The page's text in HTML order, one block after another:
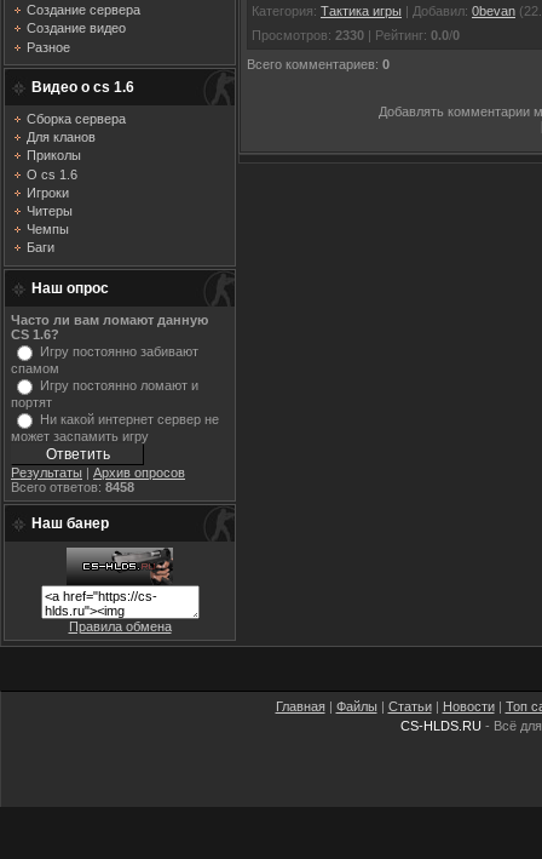
Создание сервера
Создание видео
Разное
Видео о cs 1.6
Сборка сервера
Для кланов
Приколы
О cs 1.6
Игроки
Читеры
Чемпы
Баги
Наш опрос
Часто ли вам ломают данную
CS 1.6?
Игру постоянно забивают
спамом
Игру постоянно ломают и
портят
Ни какой интернет сервер не
может заспамить игру
Результаты | Архив опросов
Всего ответов: 8458
Наш банер
Правила обмена
Категория: Тактика игры | Добавил: 0bevan
Просмотров: 2330 | Рейтинг: 0.0/0
Всего комментариев: 0
Добавлять комментарии
Главная| Файлы | Статьи| Новости| Топ
CS-HLDS.RU - Всё